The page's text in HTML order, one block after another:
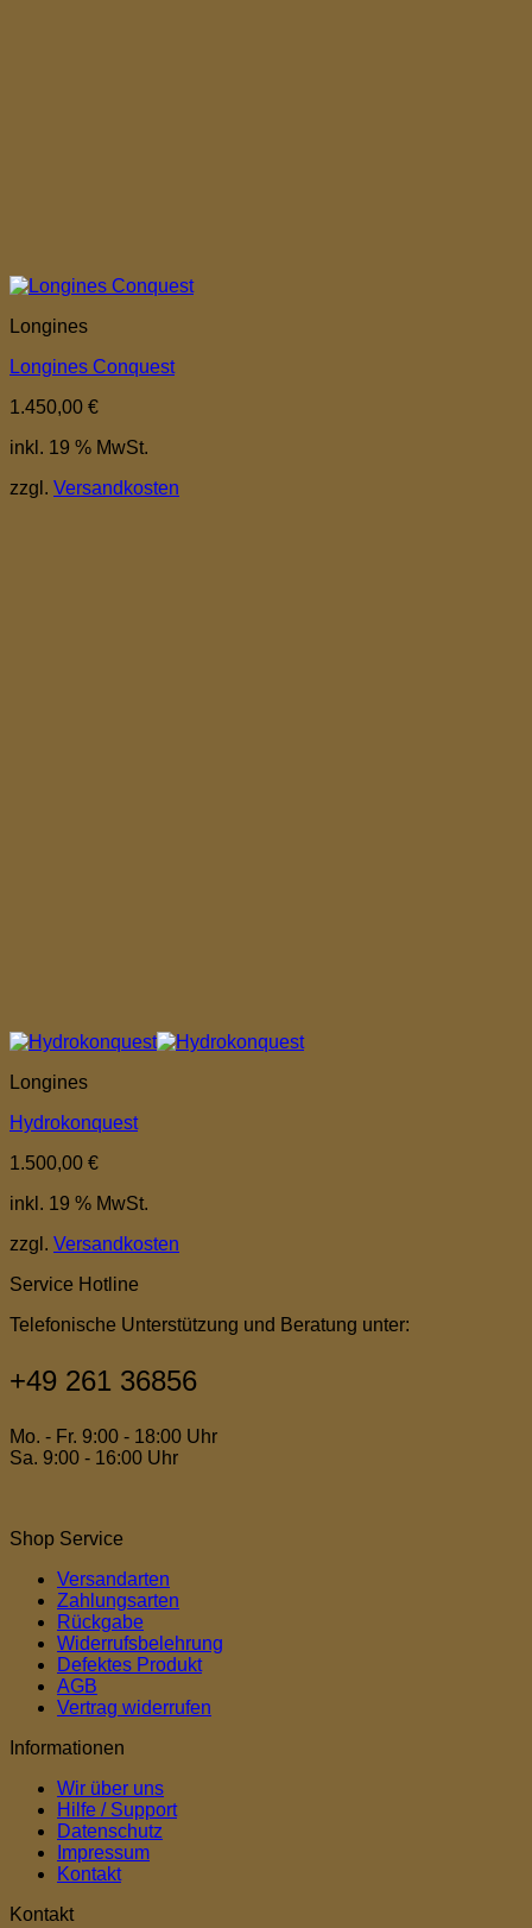
Longines
Longines Conquest
1.450,00 €
inkl. 19 % MwSt.
zzgl. Versandkosten
Longines
Hydrokonquest
1.500,00 €
inkl. 19 % MwSt.
zzgl. Versandkosten
Service Hotline
Telefonische Unterstützung und Beratung unter:
+49 261 36856
Mo. - Fr. 9:00 - 18:00 Uhr
Sa. 9:00 - 16:00 Uhr
Shop Service
Versandarten
Zahlungsarten
Rückgabe
Widerrufsbelehrung
Defektes Produkt
AGB
Vertrag widerrufen
Informationen
Wir über uns
Hilfe / Support
Datenschutz
Impressum
Kontakt
Kontakt